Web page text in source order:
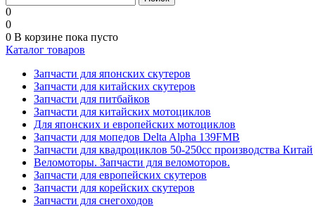
0
0
0 В корзине пока пусто
Каталог товаров
Запчасти для японских скутеров
Запчасти для китайских скутеров
Запчасти для питбайков
Запчасти для китайских мотоциклов
Для японских и европейских мотоциклов
Запчасти для мопедов Delta Alpha 139FMB
Запчасти для квадроциклов 50-250сс производства Китай
Веломоторы. Запчасти для веломоторов.
Запчасти для европейских скутеров
Запчасти для корейских скутеров
Запчасти для снегоходов